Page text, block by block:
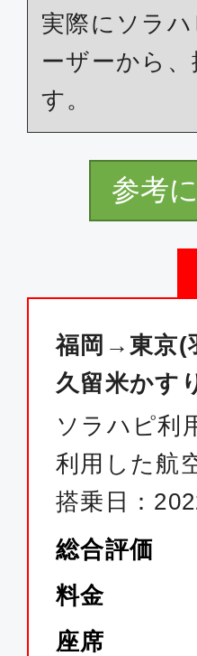
ANA272
JAL332
ANA274
SKY012
SKY014
実際にソラ
ーザーから
す。
参考
福岡→東京(
久留米かす
ソラハピ利
利用した航
搭乗日：
総合評価
料金
座席